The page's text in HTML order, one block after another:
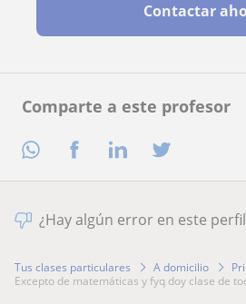
Comparte a este profesor
Contactar
¿Hay algún error en este
Tus clases particulares A domicilio
excepto de matemáticas y fyq doy clase de